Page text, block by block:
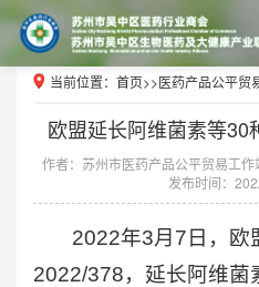
当前位置： 首页>>医药产品公平贸
欧盟延长阿维菌素等30
作者：苏州市医药产品公平贸易工作
发布时间：
2022年3月7日，欧
2022/378，延长阿维菌